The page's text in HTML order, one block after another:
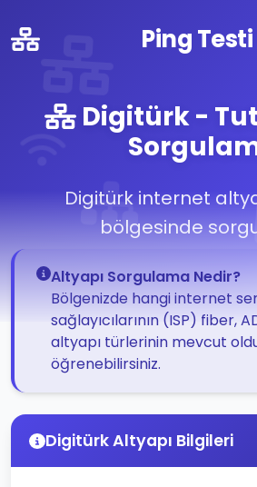
Ping Testi
Digitürk -
Digitürk internet
bölgesinde
Altyapı Sorgulama Nedir?
Bölgenizde hangi internet
sağlayıcılarının (ISP) fiber,
altyapı türlerinin mevcut
öğrenebilirsiniz.
Digitürk Altyapı Bilgileri